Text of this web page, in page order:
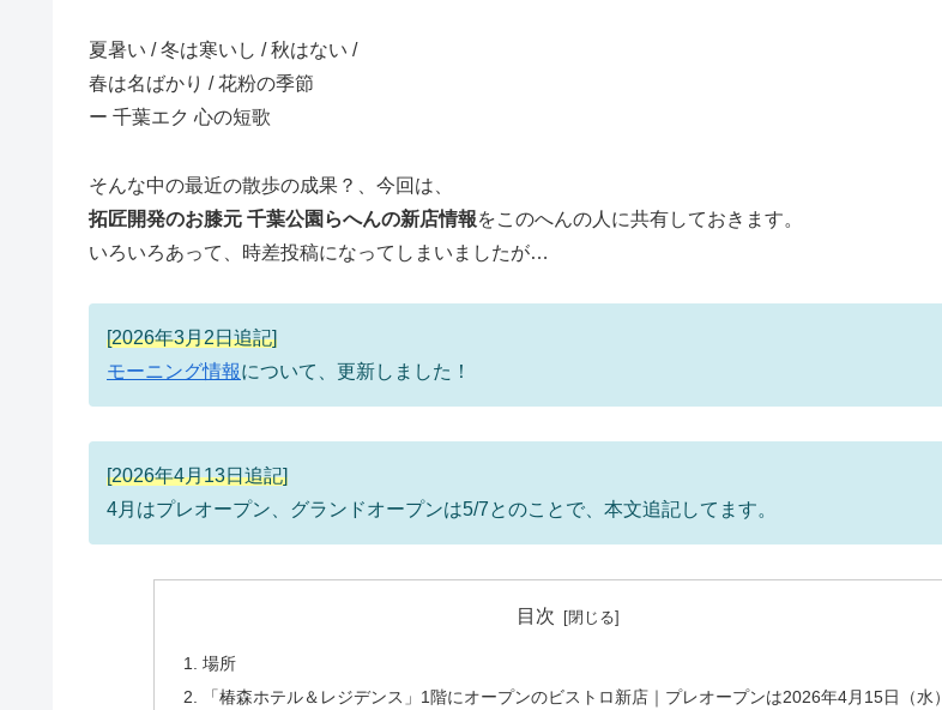
夏暑い / 冬は寒いし / 秋はない /
春は名ばかり / 花粉の季節
ー 千葉エク 心の短歌
そんな中の最近の散歩の成果？、今回は、
拓匠開発のお膝元 千葉公園らへんの新店情報をこのへんの人に共有しておきます。
いろいろあって、時差投稿になってしまいましたが…
[2026年3月2日追記]
モーニング情報について、更新しました！
[2026年4月13日追記]
4月はプレオープン、グランドオープンは5/7とのことで、本文追記してます。
目次
場所
「椿森ホテル＆レジデンス」1階にオープンのビストロ新店｜プレオープンは2026年4月15日（水）